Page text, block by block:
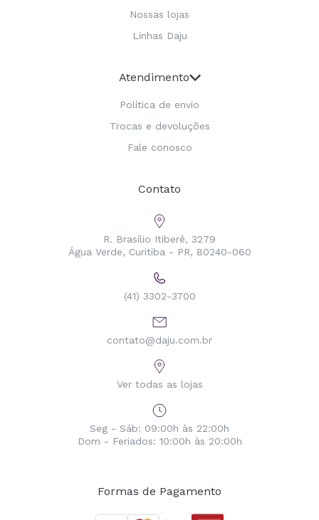
Nossas lojas
Linhas Daju
Atendimento
Política de envio
Trocas e devoluções
Fale conosco
Contato
R. Brasílio Itiberê, 3279
Água Verde, Curitiba - PR, 80240-060
(41) 3302-3700
contato@daju.com.br
Ver todas as lojas
Seg - Sáb: 09:00h às 22:00h
Dom - Feriados: 10:00h às 20:00h
Formas de Pagamento